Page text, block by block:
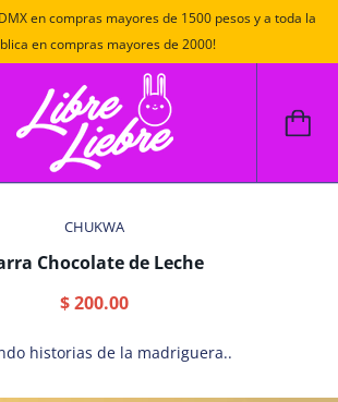
en compras mayores de 1500 pesos y a toda la
en compras mayores de 2000!
CHUKWA
Chocolate de Leche
$ 200.00
historias de la madriguera..